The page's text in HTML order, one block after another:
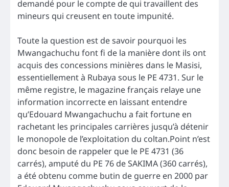
demandé pour le compte de qui travaillent des
mineurs qui creusent en toute impunité.
Toute la question est de savoir pourquoi les
Mwangachuchu font fi de la manière dont ils ont
acquis des concessions minières dans le Masisi,
essentiellement à Rubaya sous le PE 4731. Sur le
même registre, le magazine français relaye une
information incorrecte en laissant entendre
qu’Edouard Mwangachuchu a fait fortune en
rachetant les principales carrières jusqu’à détenir
le monopole de l’exploitation du coltan.Point n’est
donc besoin de rappeler que le PE 4731 (36
carrés), amputé du PE 76 de SAKIMA (360 carrés),
a été obtenu comme butin de guerre en 2000 par